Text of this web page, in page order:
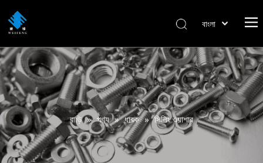
বাংলা
Italiano
Deutsch
Português
Español
Pусский
Français
বাড়ি » পণ্য » ধাবক » সিলিং ওয়াশার